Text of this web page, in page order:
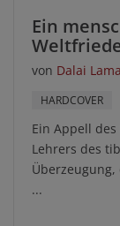
Ein
von Dalai
HARDCOVER
Ein Appell
Lehrers des
...